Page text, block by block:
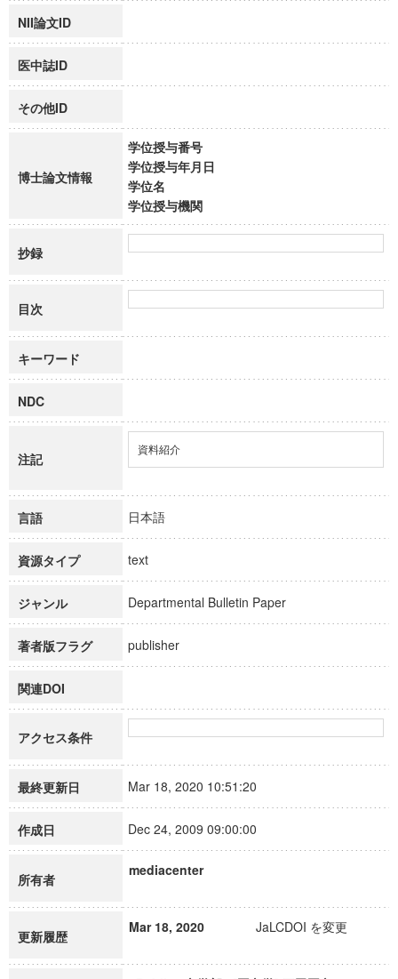
NII論文ID
医中誌ID
その他ID
博士論文情報
学位授与番号
学位授与年月日
学位名
学位授与機関
抄録
目次
キーワード
NDC
注記
資料紹介
言語 日本語
資源タイプ text
ジャンル Departmental Bulletin Paper
著者版フラグ publisher
関連DOI
アクセス条件
最終更新日 Mar 18, 2020 10:51:20
作成日 Dec 24, 2009 09:00:00
所有者
mediacenter
更新履歴
Mar 18, 2020 JaLCDOI を変更